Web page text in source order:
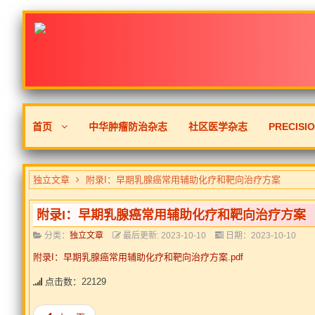
首页 中华肿瘤防治杂志 社区医学杂志
独立文章 附录I：早期乳腺癌常用辅助化疗和靶向治疗方案
附录I：早期乳腺癌常用辅助化疗和靶向治疗方案
分类： 独立文章 最后更新: 2023-10-10 日期：2023-10-10
附录I：早期乳腺癌常用辅助化疗和靶向治疗方案.pdf
点击数：22129